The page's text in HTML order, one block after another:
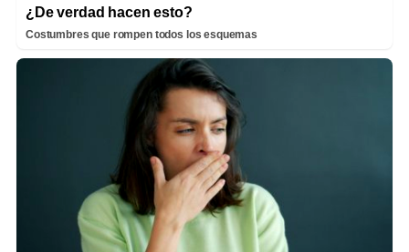
¿De verdad hacen esto?
Costumbres que rompen todos los esquemas